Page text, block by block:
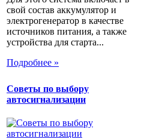
свой состав аккумулятор и
электрогенератор в качестве
источников питания, а также
устройства для старта...
Подробнее »
Советы по выбору
автосигнализации